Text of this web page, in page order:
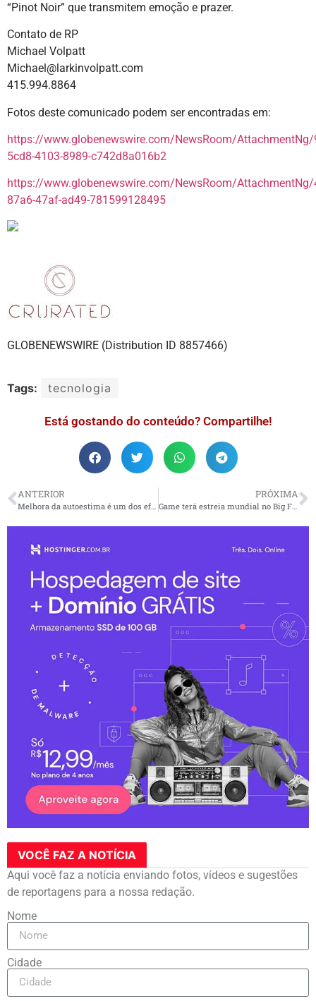
“Pinot Noir” que transmitem emoção e prazer.
Contato de RP
Michael Volpatt
Michael@larkinvolpatt.com
415.994.8864
Fotos deste comunicado podem ser encontradas em:
https://www.globenewswire.com/NewsRoom/AttachmentNg/
5cd8-4103-8989-c742d8a016b2
https://www.globenewswire.com/NewsRoom/
87a6-47af-ad49-781599128495
GLOBENEWSWIRE (Distribution ID 8857466)
Tags: tecnologia
Está gostando do conteúdo? Compartilhe!
ANTERIOR PRÓXIMA
Game terá estreia mundial no Big Festival 2023, em SP
VOCÊ FAZ A NOTÍCIA
Aqui você faz a notícia enviando fotos, vídeos e sugestões
de reportagens para a nossa redação.
Nome
Cidade